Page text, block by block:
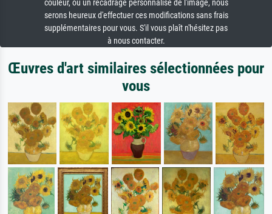
couleur, ou un recadrage personnalisé de l'image, nous
serons heureux d'effectuer ces modifications sans frais
supplémentaires pour vous. S'il vous plaît n'hésitez pas
à nous contacter.
Œuvres d'art similaires sélectionnées pour
vous